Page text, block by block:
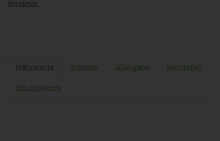
Struktur.
Nährwerte Zutaten Allergene Hersteller
Inhaltsstoffe